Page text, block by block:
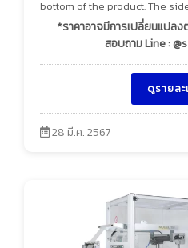
bottom of the product. The
*ราคาอาจมีการเปลี่ยนแปล
สอบถาม Line :
ดูรายล
28 มี.ค. 2567